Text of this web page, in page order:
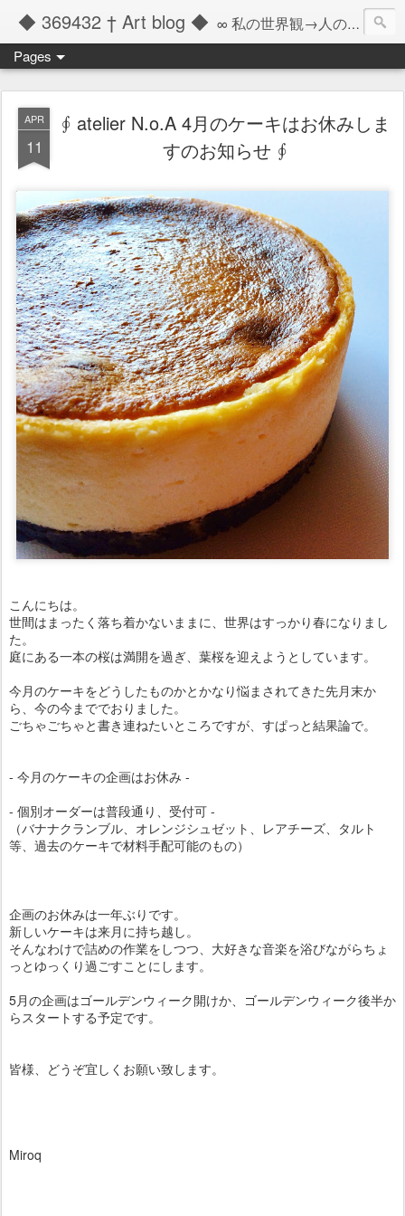
◆ 369432 † Art blog ◆ ∞ 私の世界観→人の記憶の彼方へと繋ぐツール ∞
Pages
APR
11
∮ atelier N.o.A 4月のケーキはお休みしま
すのお知らせ ∮
こんにちは。
世間はまったく落ち着かないままに、世界はすっかり春になりまし
た。
庭にある一本の桜は満開を過ぎ、葉桜を迎えようとしています。
今月のケーキをどうしたものかとかなり悩まされてきた先月末か
ら、今の今まででおりました。
ごちゃごちゃと書き連ねたいところですが、すぱっと結果論で。
- 今月のケーキの企画はお休み -
- 個別オーダーは普段通り、受付可 -
（バナナクランブル、オレンジシュゼット、レアチーズ、タルト
等、過去のケーキで材料手配可能のもの）
企画のお休みは一年ぶりです。
新しいケーキは来月に持ち越し。
そんなわけで詰めの作業をしつつ、大好きな音楽を浴びながらちょ
っとゆっくり過ごすことにします。
5月の企画はゴールデンウィーク開けか、ゴールデンウィーク後半か
らスタートする予定です。
皆様、どうぞ宜しくお願い致します。
Miroq